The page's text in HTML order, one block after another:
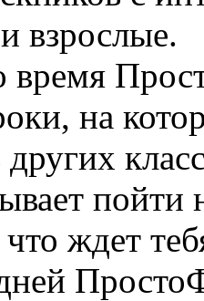
взрослые.
время
на
пойти
ждет